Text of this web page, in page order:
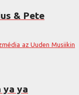
& Pete
az Uuden Musiikin
ya ya